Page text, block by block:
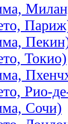
Токио)
Рио-
Сочи)